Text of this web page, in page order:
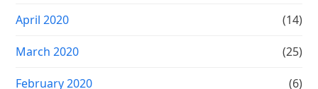
April 2020 (14)
March 2020 (25)
February 2020 (6)